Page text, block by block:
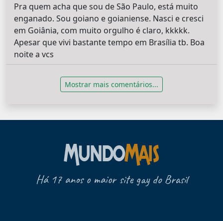
Pra quem acha que sou de São Paulo, está muito
enganado. Sou goiano e goianiense. Nasci e cresci
em Goiânia, com muito orgulho é claro, kkkkk.
Apesar que vivi bastante tempo em Brasília tb. Boa
noite a vcs
Mostrar mais comentários...
Há 17 anos o maior site gay do Brasil